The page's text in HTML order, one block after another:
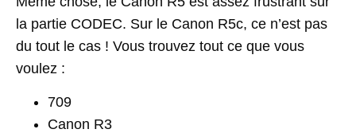
la partie CODEC. Sur le Canon R5c, ce n’est pas
du tout le cas ! Vous trouvez tout ce que vous
voulez :
709
Canon R3